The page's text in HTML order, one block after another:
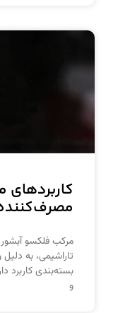
مرکب فلکسو
تاراشیمی، به
بسته‌بندی
و